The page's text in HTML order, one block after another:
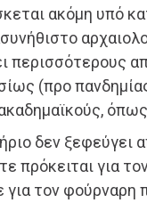
ακόμη υπό
περισσότερους
(προ
δεν ξεφεύγει
πρόκειται για
για τον φούρναρη